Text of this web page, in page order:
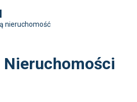
nieruchomość
Nieruchomości